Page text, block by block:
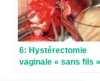
6: Hystérectomie
vaginale « sans fils »